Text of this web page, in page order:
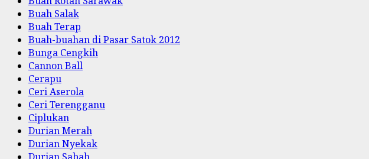
Buah Salak
Buah Terap
Buah-buahan di Pasar Satok 2012
Bunga Cengkih
Cannon Ball
Cerapu
Ceri Aserola
Ceri Terengganu
Ciplukan
Durian Merah
Durian Nyekak
Durian Sabah